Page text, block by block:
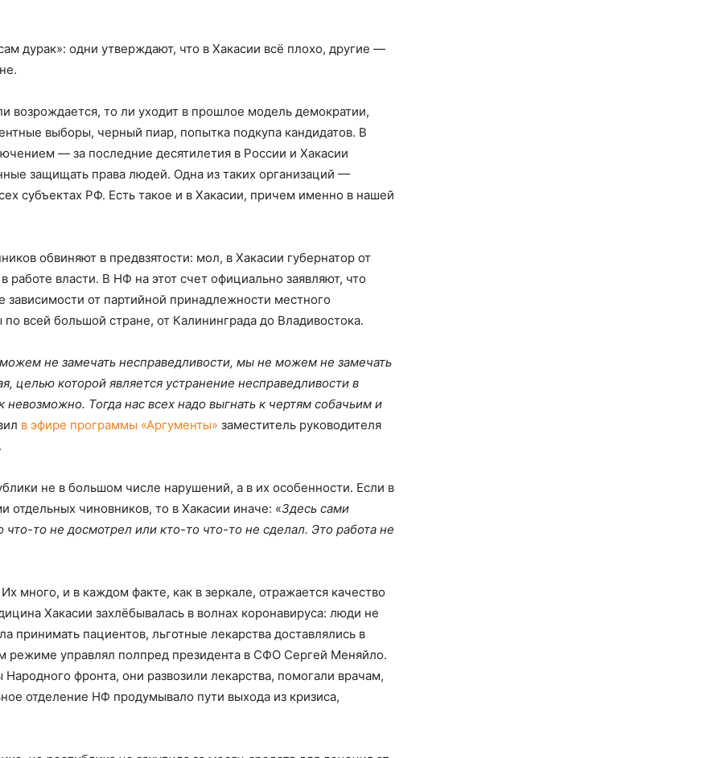
дурак»: одни утверждают, что в Хакасии всё плохо, другие —
возрождается, то ли уходит в прошлое модель демократии,
выборы, черный пиар, попытка подкупа кандидатов. В
— за последние десятилетия в России и Хакасии
защищать права людей. Одна из таких организаций —
субъектах РФ. Есть такое и в Хакасии, причем именно в нашей
обвиняют в предвзятости: мол, в Хакасии губернатор от
власти. В НФ на этот счет официально заявляют, что
от партийной принадлежности местного
всей большой стране, от Калининграда до Владивостока.
не замечать несправедливости, мы не можем не замечать
целью которой является устранение несправедливости в
Тогда нас всех надо выгнать к чертям собачьим и
в эфире программы «Аргументы» заместитель руководителя
не в большом числе нарушений, а в их особенности. Если в
отдельных чиновников, то в Хакасии иначе: «Здесь сами
то не досмотрел или кто-то что-то не сделал. Это работа не
много, и в каждом факте, как в зеркале, отражается качество
Хакасии захлёбывалась в волнах коронавируса: люди не
принимать пациентов, льготные лекарства доставлялись в
режиме управлял полпред президента в СФО Сергей Меняйло.
фронта, они развозили лекарства, помогали врачам,
отделение НФ продумывало пути выхода из кризиса,